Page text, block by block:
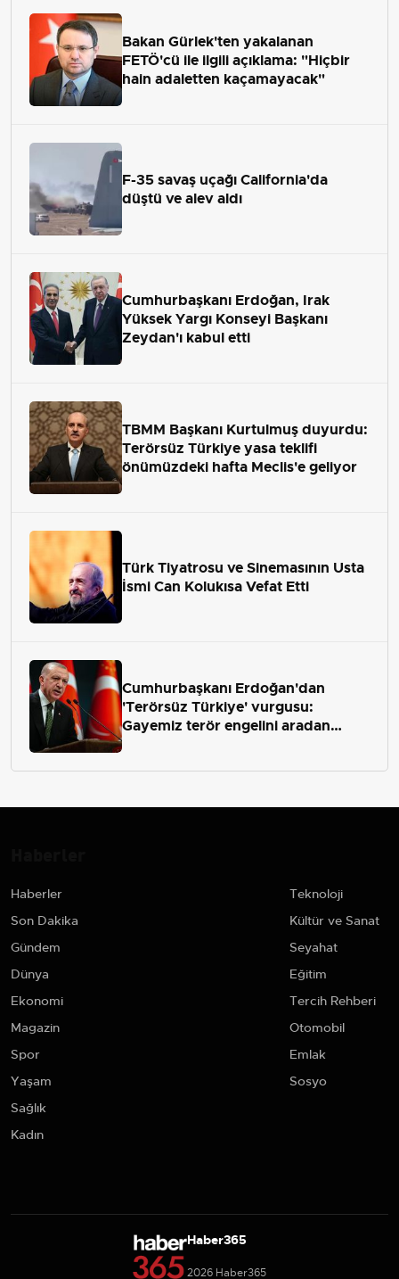
Bakan Gürlek'ten yakalanan
FETÖ'cü ile ilgili açıklama: "Hiçbir
hain adaletten kaçamayacak"
F-35 savaş uçağı California'da
düştü ve alev aldı
Cumhurbaşkanı Erdoğan, Irak
Yüksek Yargı Konseyi Başkanı
Zeydan'ı kabul etti
TBMM Başkanı Kurtulmuş duyurdu:
Terörsüz Türkiye yasa teklifi
önümüzdeki hafta Meclis'e geliyor
Türk Tiyatrosu ve Sinemasının Usta
İsmi Can Kolukısa Vefat Etti
Cumhurbaşkanı Erdoğan'dan
'Terörsüz Türkiye' vurgusu:
Gayemiz terör engelini aradan
Haberler
Son Dakika
Gündem
Dünya
Ekonomi
Magazin
Spor
Yaşam
Sağlık
Kadın
Teknoloji
Kültür ve Sanat
Seyahat
Eğitim
Tercih Rehberi
Otomobil
Emlak
Sosyo
Haber365
2026 Haber365